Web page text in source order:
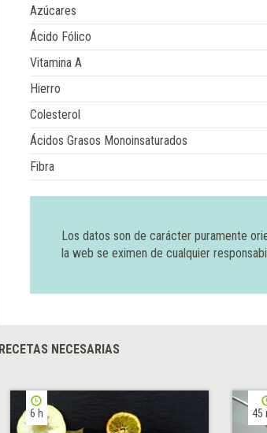
Azúcares
Ácido Fólico
Vitamina A
Hierro
Colesterol
Ácidos Grasos Monoinsaturados
Fibra
Los datos son de carácter puramente
la web se eximen de cualquier
RECETAS NECESARIAS
6 h 45